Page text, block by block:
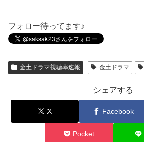
フォロー待ってます♪
金土ドラマ視聴率速報 金土ドラマ
シェアする
X Facebook
Pocket